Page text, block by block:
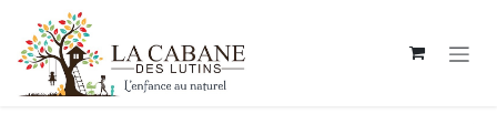
Se rendre au contenu